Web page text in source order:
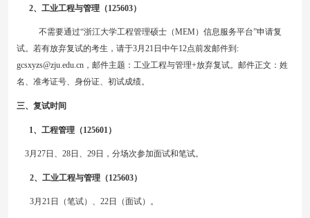
2、工业工程与管理（125603）
不需要通过“浙江大学工程管理硕士（MEM）信息服务平台”申请复
试。若有放弃复试的考生，请于3月21日中午12点前发邮件到:
gcsxyzs@zju.edu.cn，邮件主题：工业工程与管理+放弃复试。邮件正文：姓
名、准考证号、身份证、初试成绩。
三、复试时间
1、工程管理（125601）
3月27日、 28日、 29日，分场次参加面试和笔试。
2、工业工程与管理（125603）
3月21 日（笔试）、22日（面试）。